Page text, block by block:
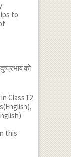
to
को
Class 12
this